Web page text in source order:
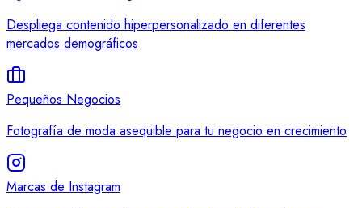
Despliega contenido hiperpersonalizado en diferentes
mercados demográficos
Pequeños Negocios
Fotografía de moda asequible para tu negocio en crecimiento
Marcas de Instagram